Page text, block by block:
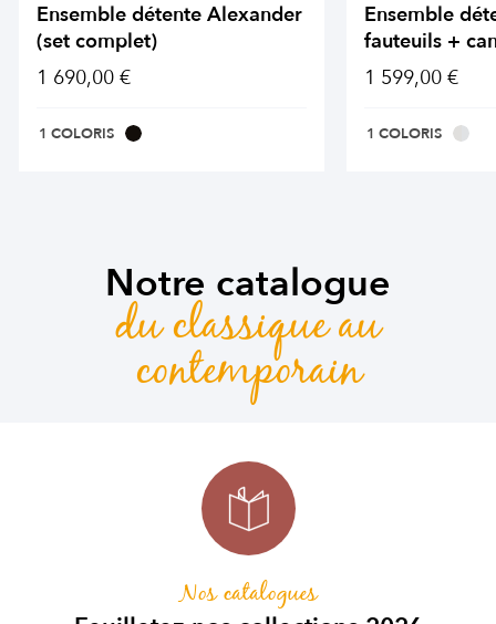
Ensemble détente Alexander
(set complet)
1 690,00 €
1 COLORIS
Ensemble
fauteuils +
1 599,00 €
1 COLORIS
Notre catalogue
du classique au
contemporain
Nos catalogues